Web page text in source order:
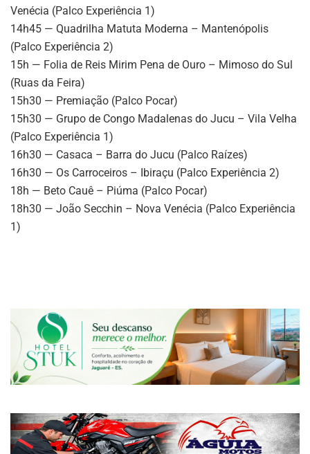
Venécia (Palco Experiência 1)
14h45 — Quadrilha Matuta Moderna – Mantenópolis
(Palco Experiência 2)
15h — Folia de Reis Mirim Pena de Ouro – Mimoso do Sul
(Ruas da Feira)
15h30 — Premiação (Palco Pocar)
15h30 — Grupo de Congo Madalenas do Jucu – Vila Velha
(Palco Experiência 1)
16h30 — Casaca – Barra do Jucu (Palco Raízes)
16h30 — Os Carroceiros – Ibiraçu (Palco Experiência 2)
18h — Beto Cauê – Piúma (Palco Pocar)
18h30 — João Secchin – Nova Venécia (Palco Experiência
1)